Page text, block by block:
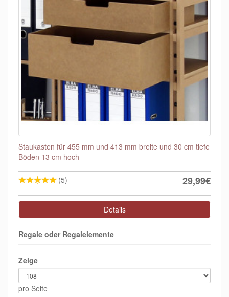
Staukasten für 455 mm und 413 mm breite und 30 cm tiefe
Böden 13 cm hoch
(5) 29,99€
Details
Regale oder Regalelemente
Zeige
pro Seite